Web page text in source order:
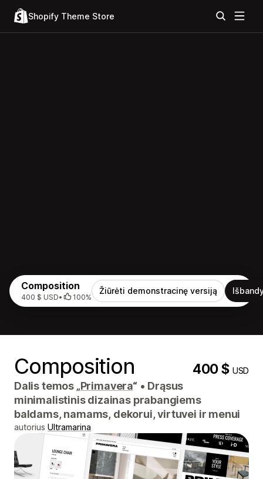
Shopify Theme Store
Composition
400 $ USD• 100%
Žiūrėti demonstracinę versiją
Composition 400 $USD
Dalis temos „Primavera“ • Drąsus
minimalistinis dizainas prabangiems
baldams, namams, dekorui, virtuvei ir menui
autorius Ultramarina